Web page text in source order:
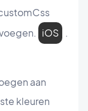
iOS .
aan
kleuren